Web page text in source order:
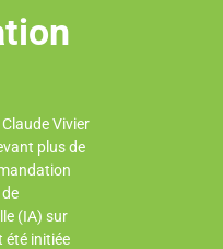
Vivier
plus de
(IA) sur
été initiée